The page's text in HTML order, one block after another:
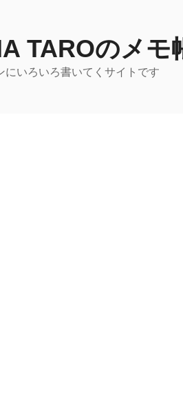
TAROのメモ
にいろいろ書いてくサイトです